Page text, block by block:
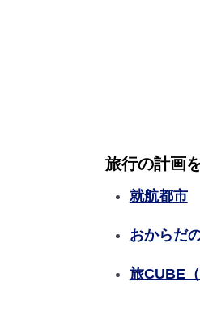
旅行の計画
就航都市
おからだ
旅CUBE